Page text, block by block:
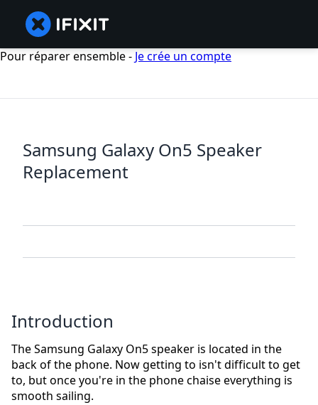
Pour réparer ensemble - Je crée un compte
Samsung Galaxy On5 Speaker
Replacement
Introduction
The Samsung Galaxy On5 speaker is located in the
back of the phone. Now getting to isn't difficult to get
to, but once you're in the phone chaise everything is
smooth sailing.